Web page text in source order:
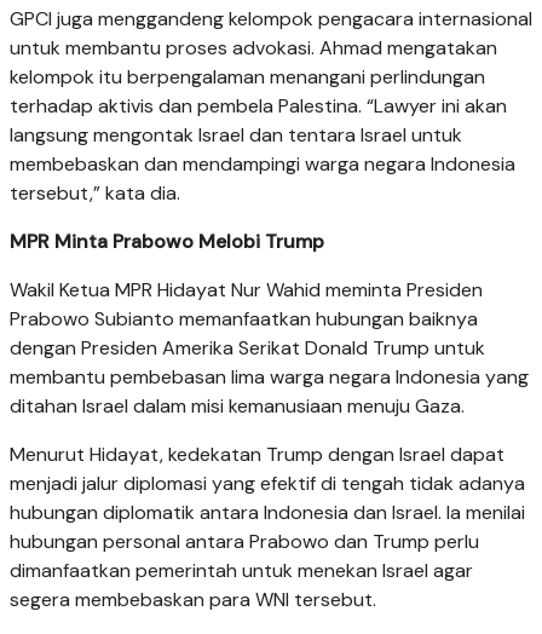
GPCI juga menggandeng kelompok pengacara internasional
untuk membantu proses advokasi. Ahmad mengatakan
kelompok itu berpengalaman menangani perlindungan
terhadap aktivis dan pembela Palestina. “Lawyer ini akan
langsung mengontak Israel dan tentara Israel untuk
membebaskan dan mendampingi warga negara Indonesia
tersebut,” kata dia.
MPR Minta Prabowo Melobi Trump
Wakil Ketua MPR Hidayat Nur Wahid meminta Presiden
Prabowo Subianto memanfaatkan hubungan baiknya
dengan Presiden Amerika Serikat Donald Trump untuk
membantu pembebasan lima warga negara Indonesia yang
ditahan Israel dalam misi kemanusiaan menuju Gaza.
Menurut Hidayat, kedekatan Trump dengan Israel dapat
menjadi jalur diplomasi yang efektif di tengah tidak adanya
hubungan diplomatik antara Indonesia dan Israel. Ia menilai
hubungan personal antara Prabowo dan Trump perlu
dimanfaatkan pemerintah untuk menekan Israel agar
segera membebaskan para WNI tersebut.